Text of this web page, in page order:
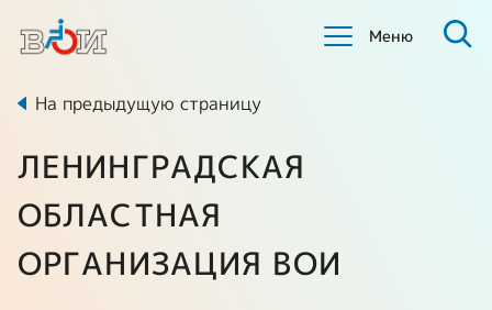
Меню
На предыдущую страницу
ЛЕНИНГРАДСКАЯ
ОБЛАСТНАЯ
ОРГАНИЗАЦИЯ ВОИ